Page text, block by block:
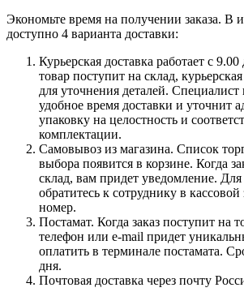
Экономьте время на получении заказа. В
доступно 4 варианта доставки:
Курьерская доставка работает с
товар поступит на склад,
для уточнения деталей.
удобное время доставки и уточнит
упаковку на целостность и
комплектации.
Самовывоз из магазина. Список
выбора появится в корзине. Когда
склад, вам придет уведомление. Для
обратитесь к сотруднику в кассовой
номер.
Постамат. Когда заказ поступит на
телефон или e-mail придет
оплатить в терминале постамата.
дня.
Почтовая доставка через почту